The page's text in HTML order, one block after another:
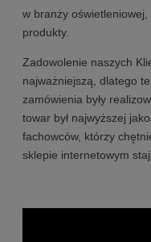
w branży
produkty.
Zadowolenie naszych
najważniejszą, dlatego
zamówienia były
towar był najwyższej
fachowców, którzy
sklepie internetowym